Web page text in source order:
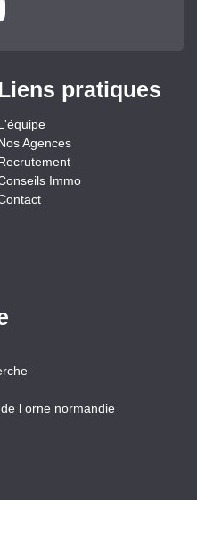
pratiques
Agences
Immo
l orne normandie